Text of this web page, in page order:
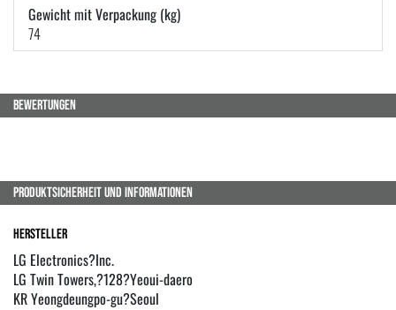
Gewicht mit Verpackung (kg)
74
BEWERTUNGEN
PRODUKTSICHERHEIT UND INFORMATIONEN
Hersteller
LG Electronics?Inc.
LG Twin Towers,?128?Yeoui-daero
KR Yeongdeungpo-gu?Seoul